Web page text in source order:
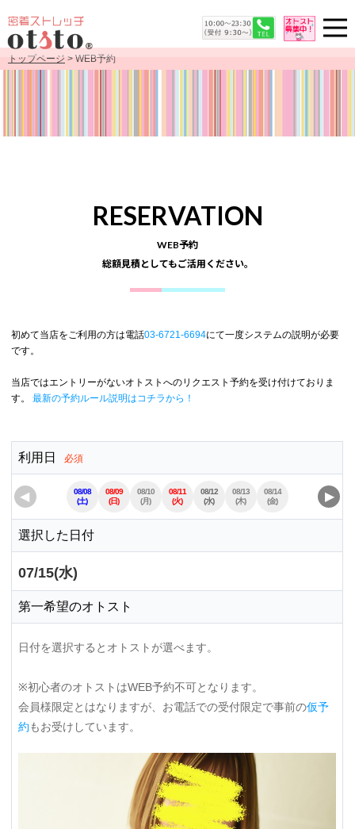
トップページ > WEB予約
RESERVATION
WEB予約
総額見積としてもご活用ください。
初めて当店をご利用の方は電話03-6721-6694にて一度システムの説明が必要
です。
当店ではエントリーがないオトストへのリクエスト予約を受け付けておりま
す。
最新の予約ルール説明はコチラから！
利用日 必須
◀
08/08
(土)
08/09
(日)
08/10
(月)
08/11
(火)
08/12
(水)
08/13
(木)
08/14
(金)
08/16
(日)
▶
選択した日付
07/15(水)
第一希望のオトスト
日付を選択するとオトストが選べます。
※初心者のオトストはWEB予約不可となります。
会員様限定とはなりますが、お電話での受付限定で事前の仮予
約もお受けしています。